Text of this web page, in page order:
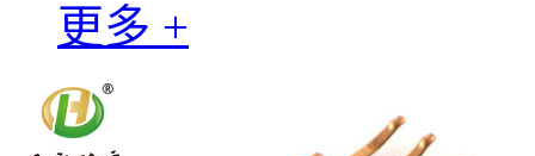
更多 +